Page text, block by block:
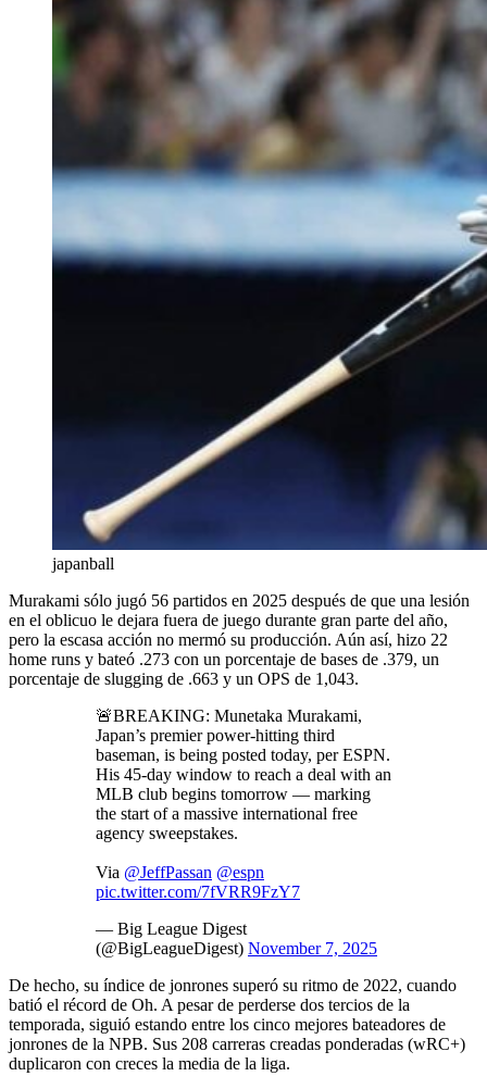
japanball
Murakami sólo jugó 56 partidos en 2025 después de que una lesión
en el oblicuo le dejara fuera de juego durante gran parte del año,
pero la escasa acción no mermó su producción. Aún así, hizo 22
home runs y bateó .273 con un porcentaje de bases de .379, un
porcentaje de slugging de .663 y un OPS de 1,043.
🚨BREAKING: Munetaka Murakami,
Japan’s premier power-hitting third
baseman, is being posted today, per ESPN.
His 45-day window to reach a deal with an
MLB club begins tomorrow — marking
the start of a massive international free
agency sweepstakes.
Via @JeffPassan @espn
pic.twitter.com/7fVRR9FzY7
— Big League Digest
(@BigLeagueDigest) November 7, 2025
De hecho, su índice de jonrones superó su ritmo de 2022, cuando
batió el récord de Oh. A pesar de perderse dos tercios de la
temporada, siguió estando entre los cinco mejores bateadores de
jonrones de la NPB. Sus 208 carreras creadas ponderadas (wRC+)
duplicaron con creces la media de la liga.